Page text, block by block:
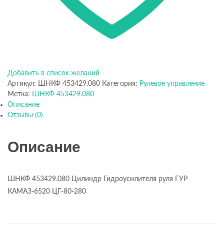
Добавить в список желаний
Артикул: ШНКФ 453429.080 Категория: Рулевое управление
Метка: ШНКФ 453429.080
Описание
Отзывы (0)
Описание
ШНКФ 453429.080 Цилиндр Гидроусилителя руля ГУР
КАМАЗ-6520 ЦГ-80-280